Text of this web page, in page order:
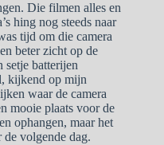
Die filmen alles en
hing nog steeds naar
tijd om die camera
beter zicht op de
setje batterijen
kijkend op mijn
waar de camera
mooie plaats voor de
ophangen, maar het
volgende dag.